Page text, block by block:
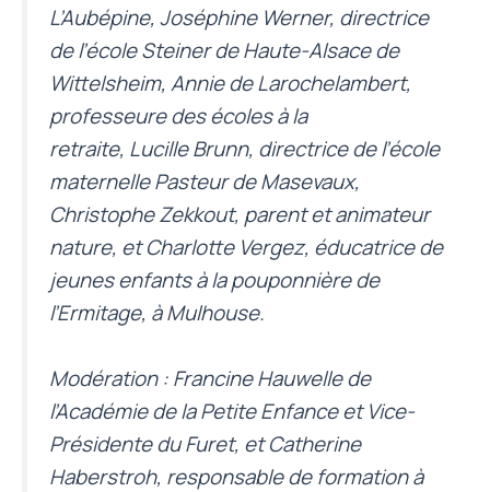
L’Aubépine, Joséphine Werner, directrice
de l’école Steiner de Haute-Alsace de
Wittelsheim, Annie de Larochelambert,
professeure des écoles à la
retraite, Lucille Brunn, directrice de l’école
maternelle Pasteur de Masevaux,
Christophe Zekkout, parent et animateur
nature, et Charlotte Vergez, éducatrice de
jeunes enfants à la pouponnière de
l’Ermitage, à Mulhouse.
Modération : Francine Hauwelle de
l’Académie de la Petite Enfance et Vice-
Présidente du Furet, et Catherine
Haberstroh, responsable de formation à